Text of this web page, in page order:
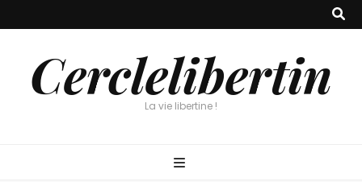
Cerclelibertin
La vie libertine !